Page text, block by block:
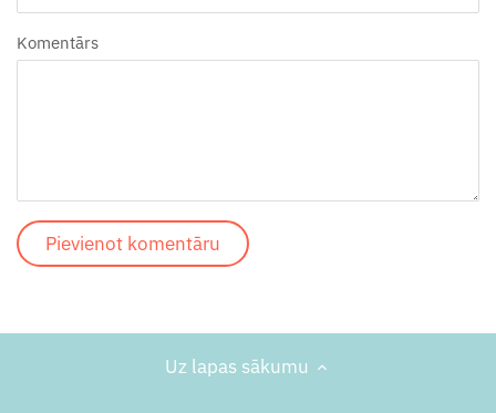
Komentārs
Uz lapas sākumu